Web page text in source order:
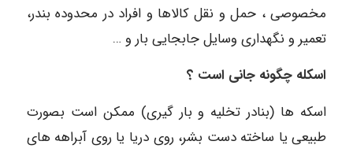
مخصوصی ، حمل و نقل کالاها و افراد در محدوده بندر،
تعمیر و نگهداری وسایل جابجایی بار و …
اسکله چگونه جانی است ؟
اسکه ها (بنادر تخلیه و بار گیری) ممکن است بصورت
طبیعی یا ساخته دست بشر، روی دریا یا روی آبراهه های